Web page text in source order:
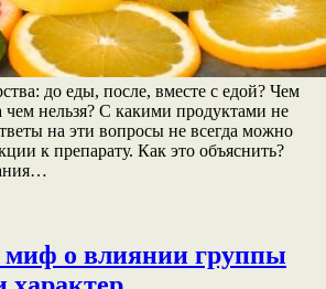
до еды, после, вместе с едой? Чем
чем нельзя? С какими продуктами не
на эти вопросы не всегда можно
к препарату. Как это объяснить?
миф о влиянии группы